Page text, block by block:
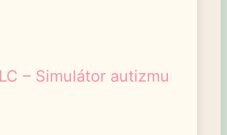
– Simulátor autizmu